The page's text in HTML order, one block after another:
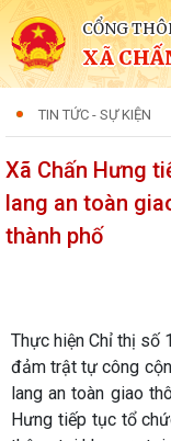
CỔNG
XÃ
TIN TỨC - SỰ KIỆN
Xã Chấn Hưng
lang an toàn
thành phố
Thực hiện Chỉ thị số
đảm trật tự công
lang an toàn giao
Hưng tiếp tục tổ